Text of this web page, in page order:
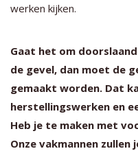
werken kijken.
Gaat het om
de gevel, dan moet de
gemaakt worden. Dat
herstellingswerken en
Heb je te maken met
Onze vakmannen zullen